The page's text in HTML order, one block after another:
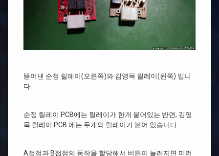
뜯어낸 순정 릴레이(오른쪽)와 김영목 릴레이(왼쪽) 입니
다.
순정 릴레이 PCB에는 릴레이가 한개 붙어있는 반면, 김영
목 릴레이 PCB 에는 두개의 릴레이가 붙어 있습니다.
A접점과 B접점의 동작을 할당해서 버튼이 눌러지면 미러